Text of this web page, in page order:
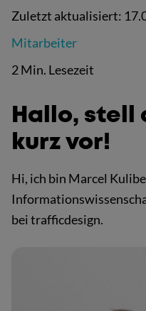
Zuletzt aktualisiert:
Mitarbeiter
2 Min. Lesezeit
Hallo,
kurz vor!
Hi, ich bin Marcel
bei trafficdesign.